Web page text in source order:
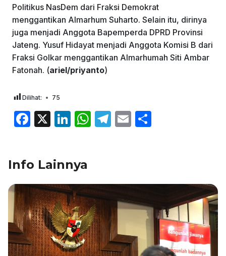
Politikus NasDem dari Fraksi Demokrat
menggantikan Almarhum Suharto. Selain itu, dirinya
juga menjadi Anggota Bapemperda DPRD Provinsi
Jateng. Yusuf Hidayat menjadi Anggota Komisi B dari
Fraksi Golkar menggantikan Almarhumah Siti Ambar
Fatonah. (ariel/priyanto)
Dilihat: 75
F
e
b
o
o
k
X
Li
e
dI
n
W
A
p
p
T
a
m
E
Info Lainnya